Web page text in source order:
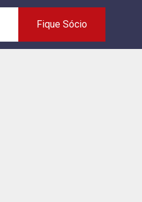
Fique Sócio